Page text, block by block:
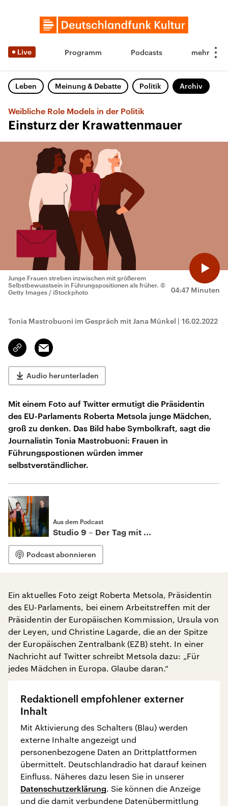
Live Programm Podcasts
Leben Meinung & Debatte Politik Archiv
Weibliche Role Models in der Politik
Einsturz der Krawattenmauer
04:47 Minuten
Junge Frauen streben inzwischen mit größerem
Selbstbewusstsein in Führungspositionen als früher. ©
Getty Images / iStockphoto
Tonia Mastrobuoni im Gespräch mit Jana Münkel | 16.02.2022
Link
kopieren/teilen
Email
Audio herunterladen
Mit einem Foto auf Twitter ermutigt die Präsidentin
des EU-Parlaments Roberta Metsola junge Mädchen,
groß zu denken. Das Bild habe Symbolkraft, sagt die
Journalistin Tonia Mastrobuoni: Frauen in
Führungspostionen würden immer
selbstverständlicher.
Aus dem Podcast
Studio 9 – Der Tag mit ...
Podcast abonnieren
Ein aktuelles Foto zeigt Roberta Metsola, Präsidentin
des EU-Parlaments, bei einem Arbeitstreffen mit der
Präsidentin der Europäischen Kommission, Ursula von
der Leyen, und Christine Lagarde, die an der Spitze
der Europäischen Zentralbank (EZB) steht. In einer
Nachricht auf Twitter schreibt Metsola dazu: „Für
jedes Mädchen in Europa. Glaube daran.“
Redaktionell empfohlener externer
Inhalt
Mit Aktivierung des Schalters (Blau) werden
externe Inhalte angezeigt und
personenbezogene Daten an Drittplattformen
übermittelt. Deutschlandradio hat darauf keinen
Einfluss. Näheres dazu lesen Sie in unserer
Datenschutzerklärung. Sie können die Anzeige
und die damit verbundene Datenübermittlung